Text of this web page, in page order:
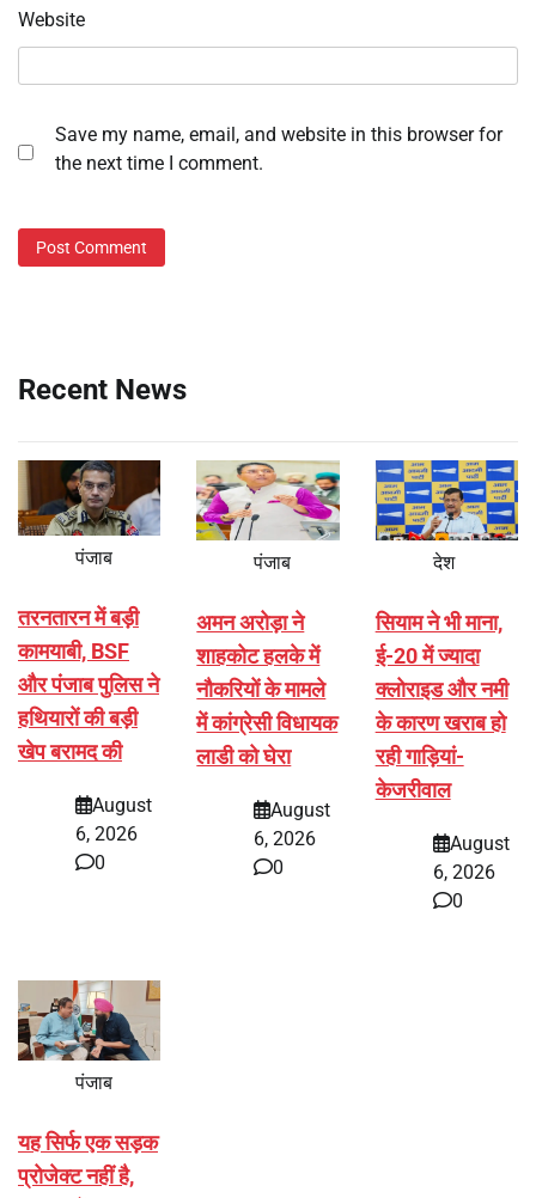
Website
Save my name, email, and website in this browser for
the next time I comment.
Recent News
पंजाब
तरनतारन में बड़ी
कामयाबी, BSF
और पंजाब पुलिस ने
हथियारों की बड़ी
खेप बरामद की
August
6, 2026
0
पंजाब
अमन अरोड़ा ने
शाहकोट हलके में
नौकरियों के मामले
में कांग्रेसी विधायक
लाडी को घेरा
August
6, 2026
0
देश
सियाम ने भी माना,
ई-20 में ज्यादा
क्लोराइड और नमी
के कारण खराब हो
रही गाड़ियां-
केजरीवाल
August
6, 2026
0
पंजाब
यह सिर्फ एक सड़क
प्रोजेक्ट नहीं है,